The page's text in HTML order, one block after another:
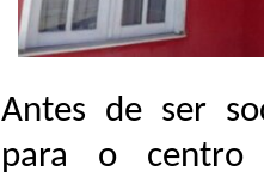
Antes de ser
para o centro